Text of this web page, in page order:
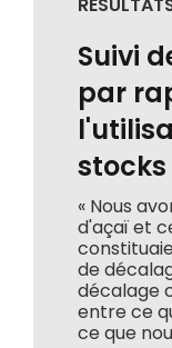
Suivi
par
stocks
« Nous
d'açaï et
de
décalage
entre ce
ce que